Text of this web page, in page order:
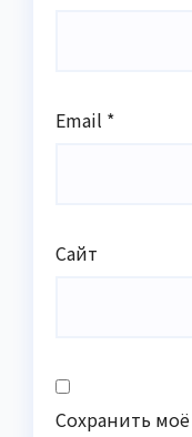
Email *
Сайт
Сохранить